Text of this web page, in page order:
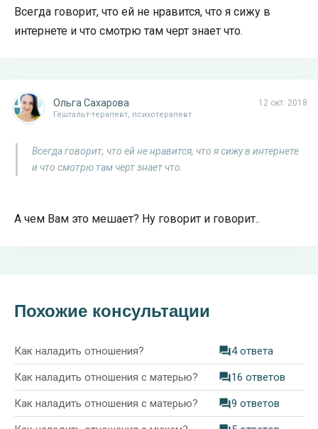
Всегда говорит, что ей не нравится, что я сижу в
интернете и что смотрю там черт знает что.
12 окт. 2018
Ольга Сахарова
Гештальт-терапевт, психотерапевт
Всегда говорит, что ей не нравится, что я сижу в интернете
и что смотрю там черт знает что.
А чем Вам это мешает? Ну говорит и говорит..
Похожие консультации
Как наладить отношения? 4 ответа
Как наладить отношения с матерью? 16 ответов
Как наладить отношения с матерью? 9 ответов